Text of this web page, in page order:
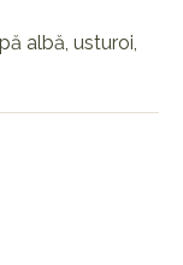
albă, usturoi,